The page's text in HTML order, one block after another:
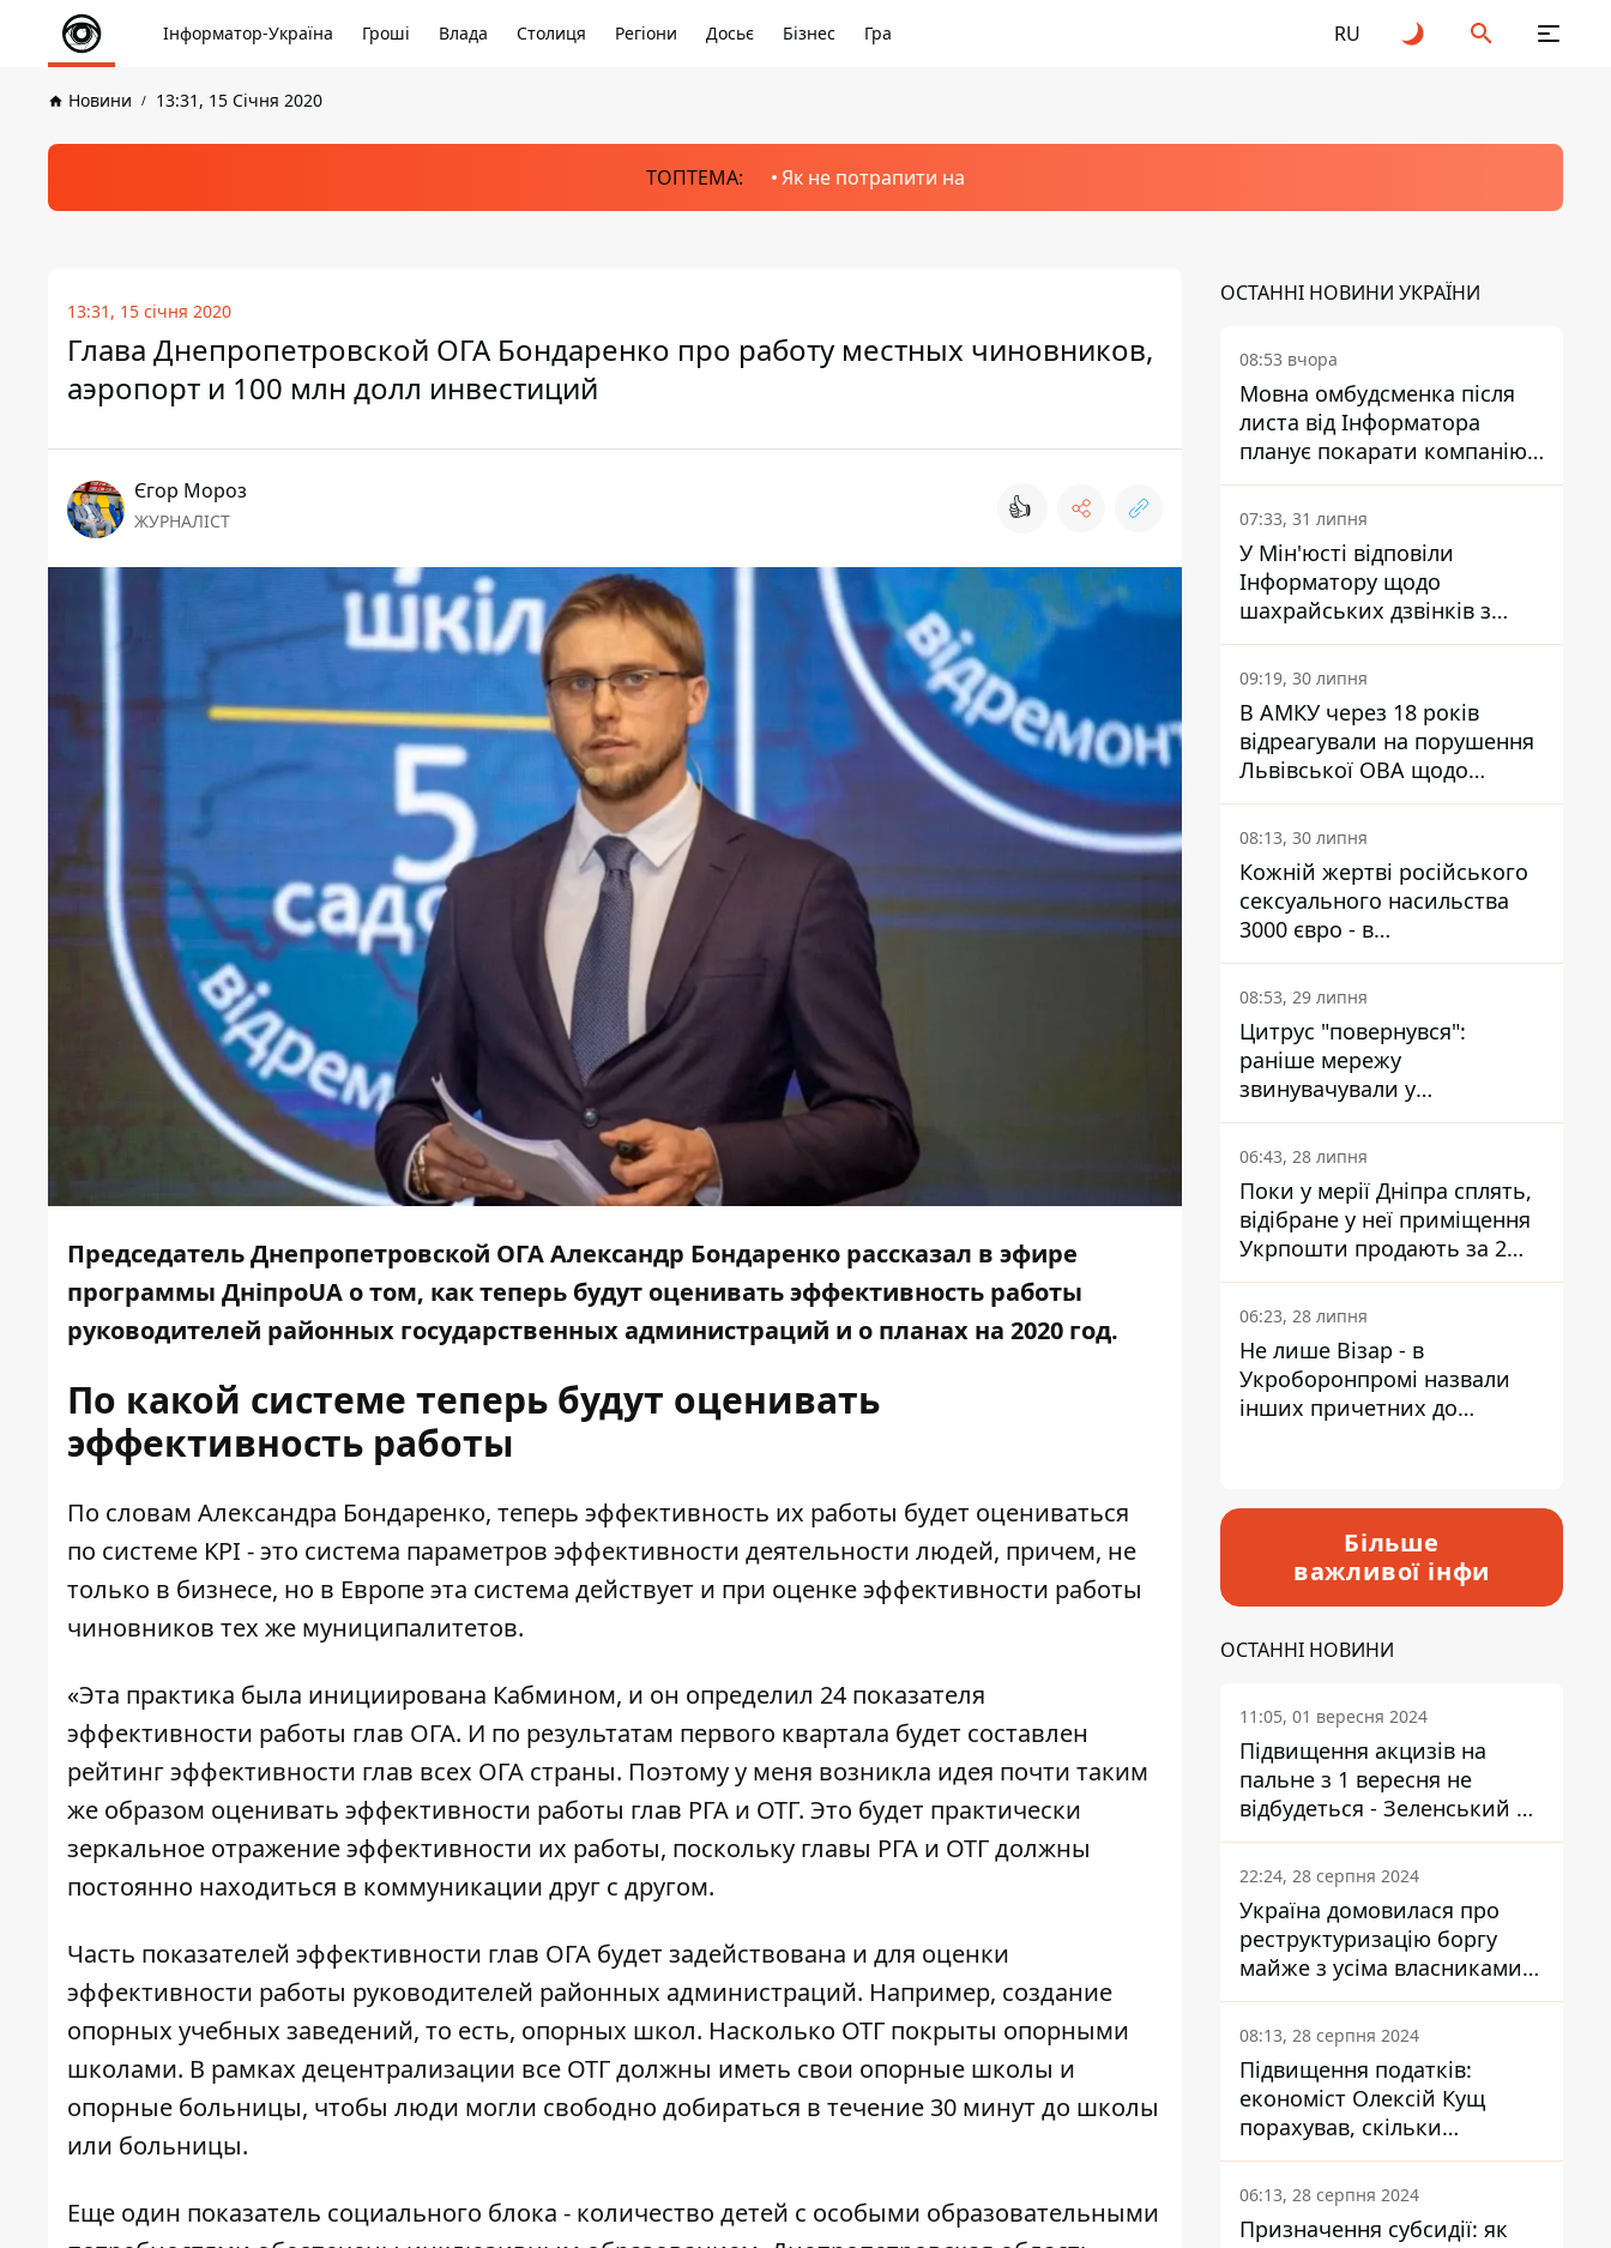
Інформатор-Україна Гроші Влада Столиця Регіони Досьє Бізнес Гра RU
Новини 13:31, 15 Січня 2020
ТОПТЕМА: Як не потрапити на
13:31, 15 січня 2020
Глава Днепропетровской ОГА Бондаренко про работу местных чиновников,
аэропорт и 100 млн долл инвестиций
Єгор Мороз
ЖУРНАЛІСТ 👍
Председатель Днепропетровской ОГА Александр Бондаренко рассказал в эфире
программы ДнiпроUA о том, как теперь будут оценивать эффективность работы
руководителей районных государственных администраций и о планах на 2020 год.
По какой системе теперь будут оценивать
эффективность работы
По словам Александра Бондаренко, теперь эффективность их работы будет оцениваться
по системе KPI - это система параметров эффективности деятельности людей, причем, не
только в бизнесе, но в Европе эта система действует и при оценке эффективности работы
чиновников тех же муниципалитетов.
«Эта практика была инициирована Кабмином, и он определил 24 показателя
эффективности работы глав ОГА. И по результатам первого квартала будет составлен
рейтинг эффективности глав всех ОГА страны. Поэтому у меня возникла идея почти таким
же образом оценивать эффективности работы глав РГА и ОТГ. Это будет практически
зеркальное отражение эффективности их работы, поскольку главы РГА и ОТГ должны
постоянно находиться в коммуникации друг с другом.
Часть показателей эффективности глав ОГА будет задействована и для оценки
эффективности работы руководителей районных администраций. Например, создание
опорных учебных заведений, то есть, опорных школ. Насколько ОТГ покрыты опорными
школами. В рамках децентрализации все ОТГ должны иметь свои опорные школы и
опорные больницы, чтобы люди могли свободно добираться в течение 30 минут до школы
или больницы.
Еще один показатель социального блока - количество детей с особыми образовательными
ОСТАННІ НОВИНИ УКРАЇНИ
08:53 вчора
Мовна омбудсменка після
листа від Інформатора
планує покарати компанію-
підрядника ПриватБанку
07:33, 31 липня
У Мін'юсті відповіли
Інформатору щодо
шахрайських дзвінків з
камери Сумського СІЗО так,
що ніхто нічого не зрозумів
09:19, 30 липня
В АМКУ через 18 років
відреагували на порушення
Львівської ОВА щодо
харчування у закладах
освіти
08:13, 30 липня
Кожній жертві російського
сексуального насильства
3000 євро - в
Мінсоцполітики пояснили
Інформатору, звідки на це
гроші
08:53, 29 липня
Цитрус "повернувся":
раніше мережу
звинувачували у
контрабанді техніки та
ухиленні від сплати
податків
06:43, 28 липня
Поки у мерії Дніпра сплять,
відібране у неї приміщення
Укрпошти продають за 2
мільйони
06:23, 28 липня
Не лише Візар - в
Укроборонпромі назвали
інших причетних до
Більше
важливої інфи
ОСТАННІ НОВИНИ
11:05, 01 вересня 2024
Підвищення акцизів на
пальне з 1 вересня не
відбудеться - Зеленський не
підписав закон
22:24, 28 серпня 2024
Україна домовилася про
реструктуризацію боргу
майже з усіма власниками
єврооблігацій: що це
означає для країни
08:13, 28 серпня 2024
Підвищення податків:
економіст Олексій Кущ
порахував, скільки
заплатить кожен українець
06:13, 28 серпня 2024
Призначення субсидії: як